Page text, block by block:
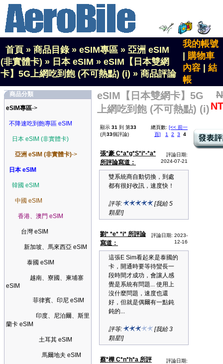
首頁 » 商品目錄» eSIM專區 » 亞洲 eSIM
(非實體卡) » 日本 eSIM » eSIM【日本雙網
卡】5G上網吃到飽 (不可熱點) (i) » 商品評論
我的帳號
購物車
內容
結
帳
商品分類
eSIM專區->
不降速吃到飽專區 eSIM
日本 eSIM (非實體卡)
亞洲 eSIM (非實體卡)->
日本 eSIM
韓國 eSIM
中國 eSIM
香港、澳門 eSIM
台灣 eSIM
新加坡、馬來西亞 eSIM
泰國 eSIM
越南、寮國、柬埔寨
eSIM
菲律賓、印尼 eSIM
印度、尼泊爾、斯里
蘭卡 eSIM
土耳其 eSIM
馬爾地夫 eSIM
eSIM【日本雙網卡】5G
上網吃到飽 (不可熱點) (i)
顯示 31 到 第33
(共33個評論)
總頁數: [<< 前一
頁]
1 2 3 4
張*豪 C*a*g*S*i*-*a*
所評論寫道：
評論日期:
2024-07-21
雙系統商自動切換，到處
都有很好收訊，速度快！
評等:
[我給 5
顆星!]
劉* *e* *i* 所評論
寫道：
評論日期: 2023-
12-16
這張E Sim看起來是泰國的
卡，開通時要等待蠻長一
段時間才成功，會讓人感
覺是系統有問題... 使用上
沒什麼問題，速度也還
好，但就是偶爾有一點鈍
鈍的...
評等:
[我給 3
顆星!]
蔡*樺 C*n*h*a 所評
評論日期: